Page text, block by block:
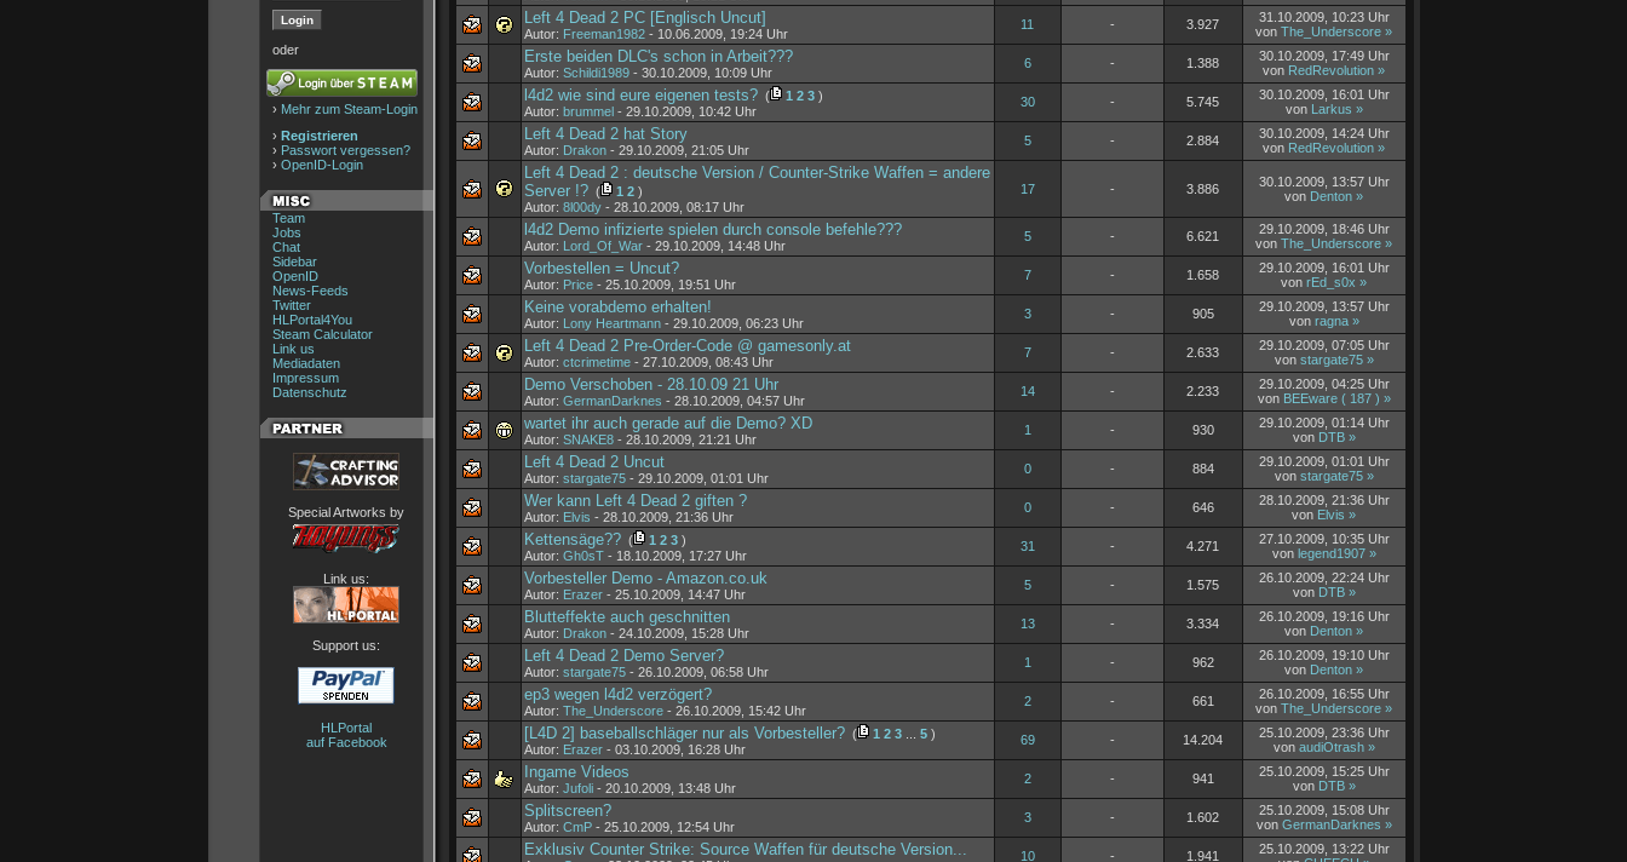
oder
› Mehr zum Steam-Login
› Registrieren
› Passwort vergessen?
› OpenID-Login
Team
Jobs
Chat
Sidebar
OpenID
News-Feeds
Twitter
HLPortal4You
Steam Calculator
Link us
Mediadaten
Impressum
Datenschutz
Special Artworks by
Link us:
Support us:
HLPortal
auf Facebook
Left 4 Dead 2 PC [Englisch Uncut]
Autor: Freeman1982- 10.06.2009, 19:24 Uhr
11 - 3.927
31.10.2009, 10:23 Uhr
von The_Underscore »
Erste beiden DLC's schon in Arbeit???
Autor: Schildi1989- 30.10.2009, 10:09 Uhr
6 - 1.388
30.10.2009, 17:49 Uhr
von RedRevolution »
l4d2 wie sind eure eigenen tests?( 1 2 3)
Autor: brummel- 29.10.2009, 10:42 Uhr
30 - 5.745
30.10.2009, 16:01 Uhr
von Larkus »
Left 4 Dead 2 hat Story
Autor: Drakon- 29.10.2009, 21:05 Uhr
5 - 2.884
30.10.2009, 14:24 Uhr
von RedRevolution »
Left 4 Dead 2 : deutsche Version / Counter-Strike Waffen = andere
Server !?( 1 2)
Autor: 8l00dy- 28.10.2009, 08:17 Uhr
17 - 3.886
30.10.2009, 13:57 Uhr
von Denton »
l4d2 Demo infizierte spielen durch console befehle???
Autor: Lord_Of_War- 29.10.2009, 14:48 Uhr
5 - 6.621
29.10.2009, 18:46 Uhr
von The_Underscore »
Vorbestellen = Uncut?
Autor: Price- 25.10.2009, 19:51 Uhr
7 - 1.658
29.10.2009, 16:01 Uhr
von rEd_s0x »
Keine vorabdemo erhalten!
Autor: Lony Heartmann- 29.10.2009, 06:23 Uhr
3 - 905
29.10.2009, 13:57 Uhr
von ragna »
Left 4 Dead 2 Pre-Order-Code @ gamesonly.at
Autor: ctcrimetime- 27.10.2009, 08:43 Uhr
7 - 2.633
29.10.2009, 07:05 Uhr
von stargate75 »
Demo Verschoben - 28.10.09 21 Uhr
Autor: GermanDarknes - 28.10.2009, 04:57 Uhr
14 - 2.233
29.10.2009, 04:25 Uhr
von BEEware ( 187 ) »
wartet ihr auch gerade auf die Demo? XD
Autor: SNAKE8- 28.10.2009, 21:21 Uhr
1 - 930
29.10.2009, 01:14 Uhr
von DTB »
Left 4 Dead 2 Uncut
Autor: stargate75- 29.10.2009, 01:01 Uhr
0 - 884
29.10.2009, 01:01 Uhr
von stargate75 »
Wer kann Left 4 Dead 2 giften ?
Autor: Elvis - 28.10.2009, 21:36 Uhr
0 - 646
28.10.2009, 21:36 Uhr
von Elvis »
Kettensäge??( 1 2 3)
Autor: Gh0sT- 18.10.2009, 17:27 Uhr
31 - 4.271
27.10.2009, 10:35 Uhr
von legend1907 »
Vorbesteller Demo - Amazon.co.uk
Autor: Erazer- 25.10.2009, 14:47 Uhr
5 - 1.575
26.10.2009, 22:24 Uhr
von DTB »
Blutteffekte auch geschnitten
Autor: Drakon- 24.10.2009, 15:28 Uhr
13 - 3.334
26.10.2009, 19:16 Uhr
von Denton »
Left 4 Dead 2 Demo Server?
Autor: stargate75- 26.10.2009, 06:58 Uhr
1 - 962
26.10.2009, 19:10 Uhr
von Denton »
ep3 wegen l4d2 verzögert?
Autor: The_Underscore- 26.10.2009, 15:42 Uhr
2 - 661
26.10.2009, 16:55 Uhr
von The_Underscore »
[L4D 2] baseballschläger nur als Vorbesteller?( 1 2 3... 5)
Autor: Erazer- 03.10.2009, 16:28 Uhr
69 - 14.204
25.10.2009, 23:36 Uhr
von audiOtrash »
Ingame Videos
Autor: Jufoli- 20.10.2009, 13:48 Uhr
2 - 941
25.10.2009, 15:25 Uhr
von DTB »
Splitscreen?
Autor: CmP- 25.10.2009, 12:54 Uhr
3 - 1.602
25.10.2009, 15:08 Uhr
von GermanDarknes »
Exklusiv Counter Strike: Source Waffen für deutsche Version... 10 - 1.941
25.10.2009, 13:22 Uhr